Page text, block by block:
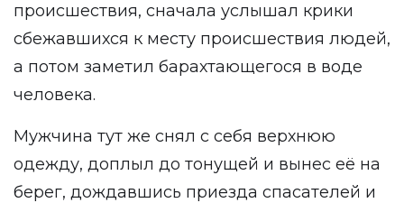
происшествия, сначала услышал крики
сбежавшихся к месту происшествия людей,
а потом заметил барахтающегося в воде
человека.
Мужчина тут же снял с себя верхнюю
одежду, доплыл до тонущей и вынес её на
берег, дождавшись приезда спасателей и